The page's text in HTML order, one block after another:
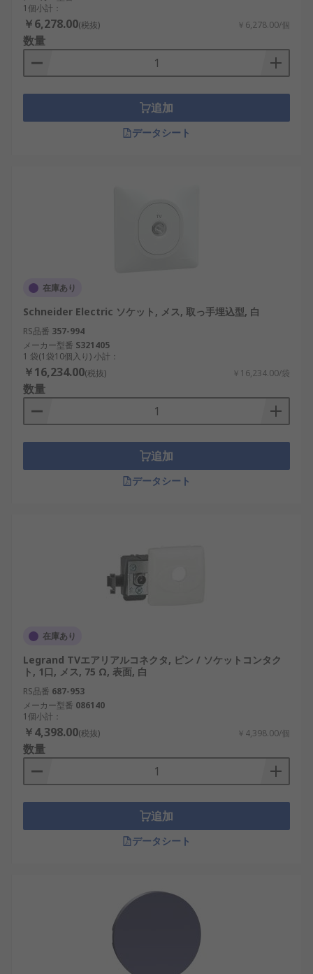
1個小計：
￥6,278.00(税抜) ￥6,278.00/個
数量
追加
データシート
在庫あり
Schneider Electric ソケット, メス, 取っ手埋込型, 白
RS品番 357-994
メーカー型番 S321405
1 袋(1袋10個入り) 小計：
￥16,234.00(税抜) ￥16,234.00/袋
数量
追加
データシート
在庫あり
Legrand TVエアリアルコネクタ, ピン / ソケットコンタク
ト, 1口, メス, 75 Ω, 表面, 白
RS品番 687-953
メーカー型番 086140
1個小計：
￥4,398.00(税抜) ￥4,398.00/個
数量
追加
データシート